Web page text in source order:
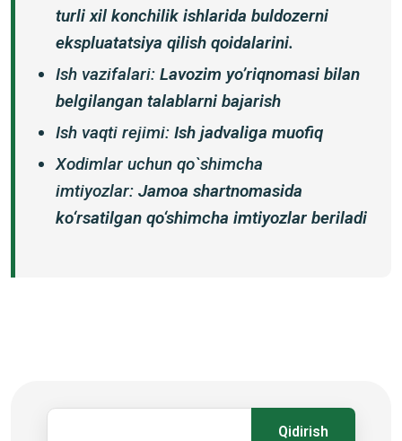
turli xil konchilik ishlarida buldozerni
ekspluatatsiya qilish qoidalarini.
Ish vazifalari: Lavozim yoʼriqnomasi bilan
belgilangan talablarni bajarish
Ish vaqti rejimi: Ish jadvaliga muofiq
Xodimlar uchun qo`shimcha
imtiyozlar: Jamoa shartnomasida
ko‘rsatilgan qo‘shimcha imtiyozlar beriladi
Qidirish